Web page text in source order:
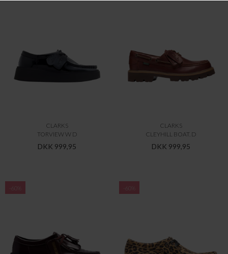
CLARKS
TORVIEW W D
DKK 999,95
CLARKS
CLEYHILL BOAT. D
DKK 999,95
-60% -60%